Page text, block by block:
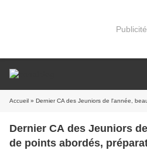
Publicité
Accueil » Dernier CA des Jeuniors de l'année, beaucoup
Dernier CA des Jeuniors
de points abordés,